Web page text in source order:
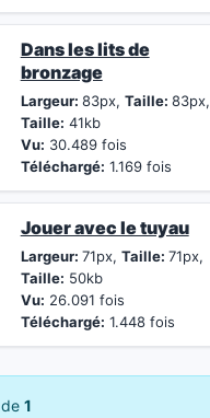
Dans les lits de
bronzage
Largeur: 83px, Taille: 83px,
Taille: 41kb
Vu: 30.489 fois
Téléchargé: 1.169 fois
Jouer avec le tuyau
Largeur: 71px, Taille: 71px,
Taille: 50kb
Vu: 26.091 fois
Téléchargé: 1.448 fois
de 1